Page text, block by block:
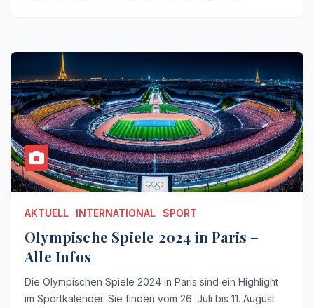
AKTUELL INTERNATIONAL SPORT
Olympische Spiele 2024 in Paris –
Alle Infos
Die Olympischen Spiele 2024 in Paris sind ein Highlight
im Sportkalender. Sie finden vom 26. Juli bis 11. August